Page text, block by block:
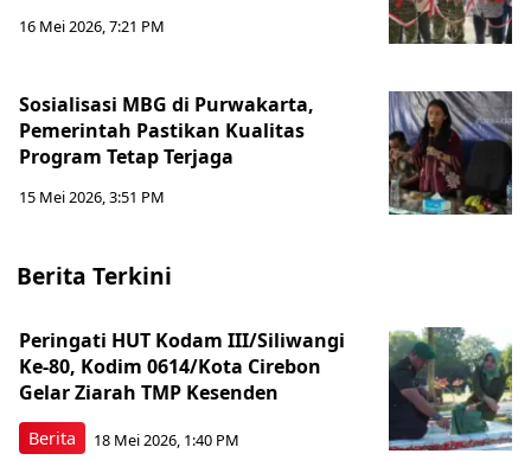
16 Mei 2026, 7:21 PM
Sosialisasi MBG di Purwakarta,
Pemerintah Pastikan Kualitas
Program Tetap Terjaga
15 Mei 2026, 3:51 PM
Berita Terkini
Berita
Peringati HUT Kodam III/Siliwangi
Ke-80, Kodim 0614/Kota Cirebon
Gelar Ziarah TMP Kesenden
18 Mei 2026, 1:40 PM